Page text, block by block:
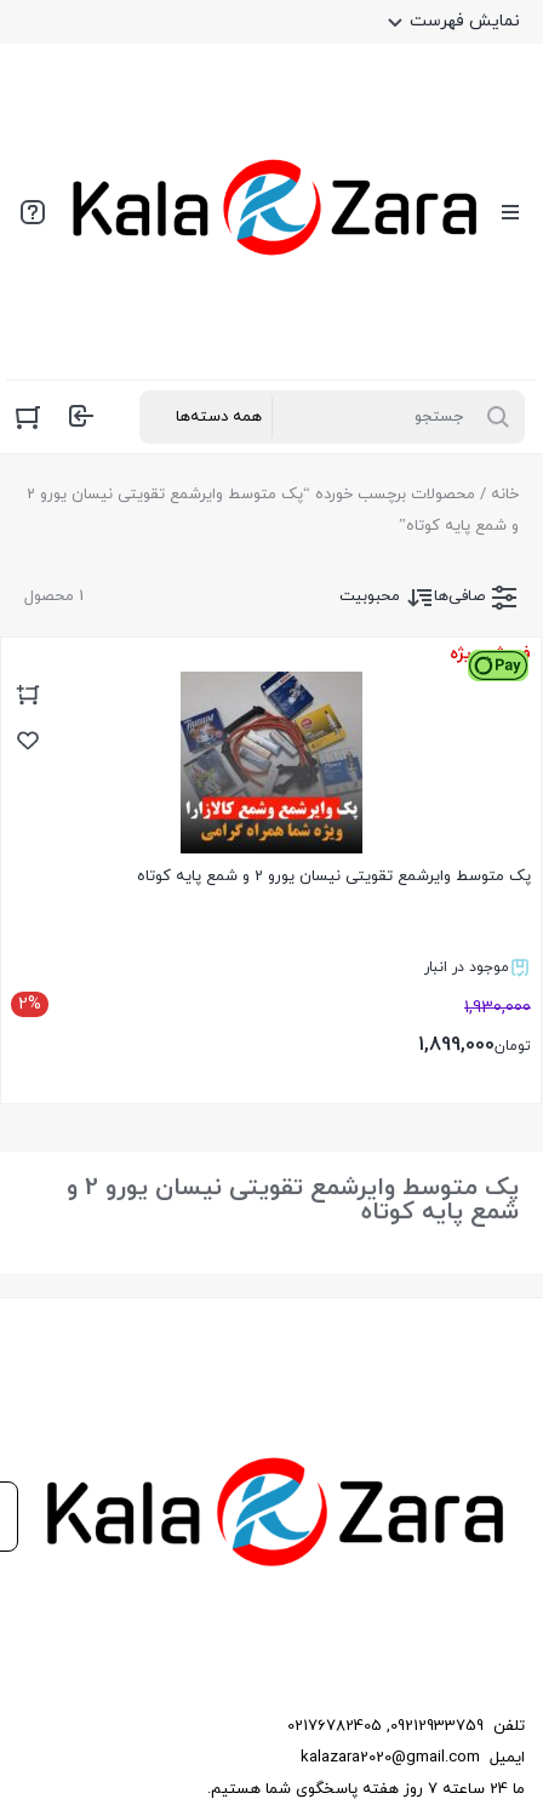
نمایش فهرست
خانه
/ محصولات برچسب خورده “پک متوسط وایرشمع تقویتی نیسان یورو 2
و شمع پایه کوتاه”
1 محصول صافی‌ها محبوبیت
فروش ویژه
پک متوسط وایرشمع تقویتی نیسان یورو 2 و شمع پایه کوتاه
موجود در انبار
2% 1,930,000
تومان1,899,000
پک متوسط وایرشمع تقویتی نیسان یورو 2 و
شمع پایه کوتاه
تلفن 09212933759
,
02176782405
ایمیل kalazara2020@gmail.com
ما 24 ساعته 7 روز هفته پاسخگوی شما هستیم.